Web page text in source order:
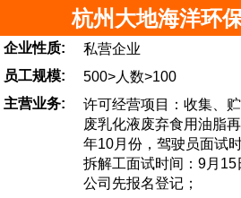
杭州大地海洋环
企业性质:
私营企业
员工规模:
500>人数>100
主营业务:
许可经营项目：收集、
废乳化液废弃食用油脂
年10月份，驾驶员面试
拆解工面试时间：9月
公司先报名登记；